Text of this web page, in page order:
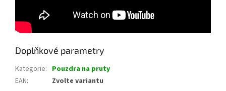
Doplňkové parametry
Kategorie: Pouzdra na pruty
EAN: Zvolte variantu